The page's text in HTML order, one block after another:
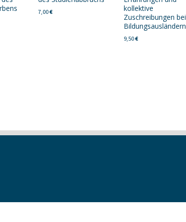
7,00€
kollektive
Zuschreibungen bei
Bildungsausländern
9,50€